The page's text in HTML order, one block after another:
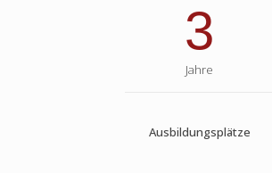
3
Jahre
Ausbildungsplätze